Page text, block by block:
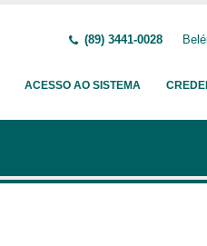
(89) 3441-0028
ACESSO AO SISTEMA